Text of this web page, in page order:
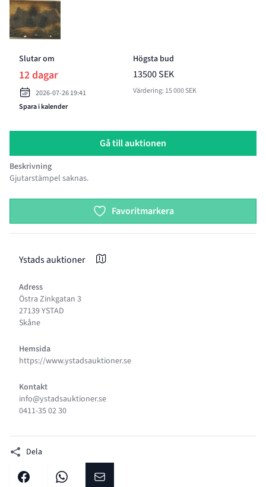
BILD 5 AV STIG BLOMBERG, "FRITIDSFLICKAN", SKULPTUR,
Slutar om
12 dagar
2026-07-26 19:41
Spara i kalender
Högsta bud
13500 SEK
Värdering: 15 000 SEK
Gå till auktionen
Beskrivning
Gjutarstämpel saknas.
Favoritmarkera
Ystads auktioner
Adress
Östra Zinkgatan 3
27139 YSTAD
Skåne
Hemsida
https://www.ystadsauktioner.se
Kontakt
info@ystadsauktioner.se
0411-35 02 30
Dela
Dela på facebookDela på WhatsAppDela på E-post